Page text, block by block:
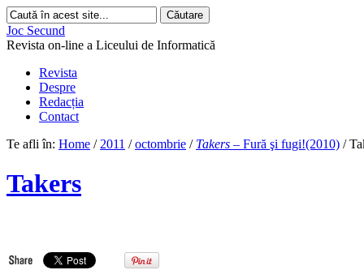
Joc Secund
Revista on-line a Liceului de Informatică
Revista
Despre
Redacția
Contact
Te afli în: Home / 2011 / octombrie / Takers – Fură şi fugi!(2010) /
Takers